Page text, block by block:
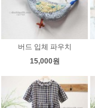
버드 입체 파우치
15,000원